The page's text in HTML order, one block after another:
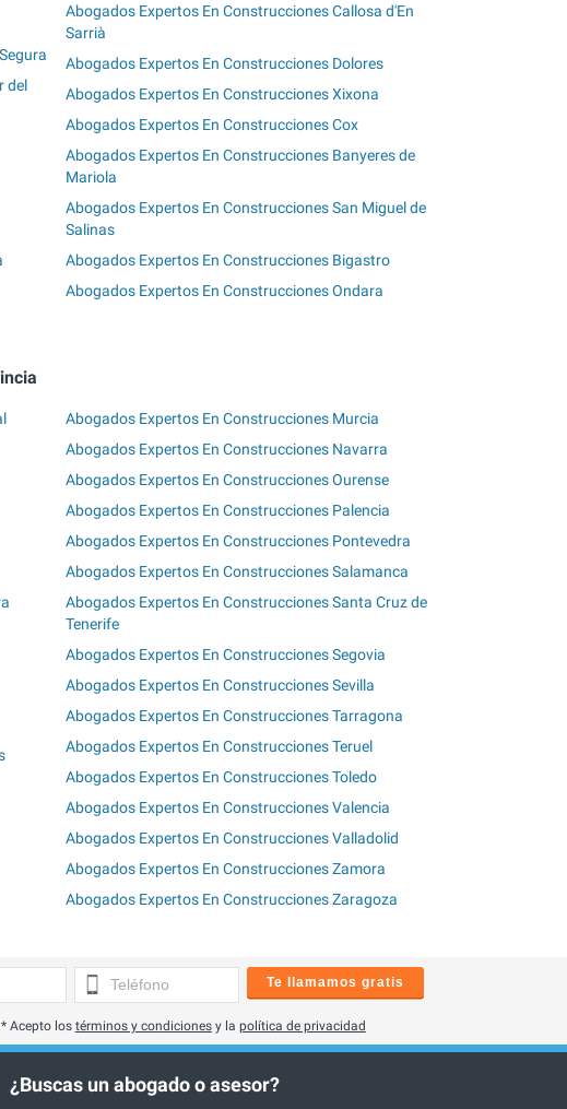
del
Abogados Expertos En Construcciones Callosa d'En
Sarrià
Abogados Expertos En Construcciones Dolores
Abogados Expertos En Construcciones Xixona
Abogados Expertos En Construcciones Cox
Abogados Expertos En Construcciones Banyeres de
Mariola
Abogados Expertos En Construcciones San Miguel de
Salinas
Abogados Expertos En Construcciones Bigastro
Abogados Expertos En Construcciones Ondara
Abogados Expertos En Construcciones Murcia
Abogados Expertos En Construcciones Navarra
Abogados Expertos En Construcciones Ourense
Abogados Expertos En Construcciones Palencia
Abogados Expertos En Construcciones Pontevedra
Abogados Expertos En Construcciones Salamanca
Abogados Expertos En Construcciones Santa Cruz de
Tenerife
Abogados Expertos En Construcciones Segovia
Abogados Expertos En Construcciones Sevilla
Abogados Expertos En Construcciones Tarragona
Abogados Expertos En Construcciones Teruel
Abogados Expertos En Construcciones Toledo
Abogados Expertos En Construcciones Valencia
Abogados Expertos En Construcciones Valladolid
Abogados Expertos En Construcciones Zamora
Abogados Expertos En Construcciones Zaragoza
Te llamamos gratis
* Acepto los términos y condicionesy la política de privacidad
¿Buscas un abogado o asesor?